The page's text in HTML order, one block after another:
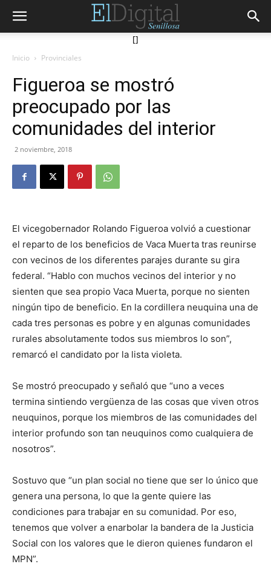
[]
Inicio Provinciales
Figueroa se mostró
preocupado por las
comunidades del interior
2 noviembre, 2018
El vicegobernador Rolando Figueroa volvió a cuestionar
el reparto de los beneficios de Vaca Muerta tras reunirse
con vecinos de los diferentes parajes durante su gira
federal. “Hablo con muchos vecinos del interior y no
sienten que sea propio Vaca Muerta, porque no sienten
ningún tipo de beneficio. En la cordillera neuquina una de
cada tres personas es pobre y en algunas comunidades
rurales absolutamente todos sus miembros lo son”,
remarcó el candidato por la lista violeta.
Se mostró preocupado y señaló que “uno a veces
termina sintiendo vergüenza de las cosas que viven otros
neuquinos, porque los miembros de las comunidades del
interior profundo son tan neuquinos como cualquiera de
nosotros”.
Sostuvo que “un plan social no tiene que ser lo único que
genera una persona, lo que la gente quiere las
condiciones para trabajar en su comunidad. Por eso,
tenemos que volver a enarbolar la bandera de la Justicia
Social con los valores que le dieron quienes fundaron el
MPN”.